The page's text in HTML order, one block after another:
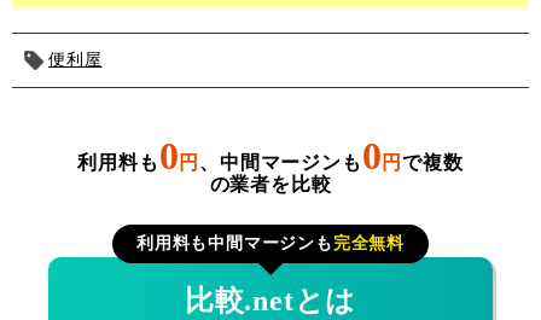
便利屋
利用料も 0 円 、中間マージンも 0 円で複数
の業者を比較
利用料も中間マージンも 完全無料
比較.netとは